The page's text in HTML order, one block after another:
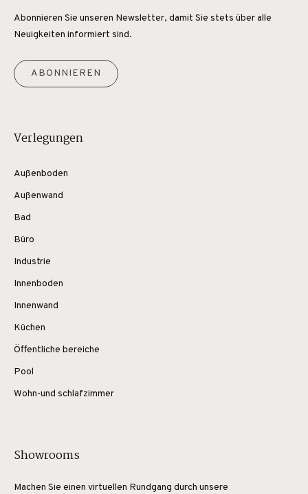
Abonnieren Sie unseren Newsletter, damit Sie stets über alle
Neuigkeiten informiert sind.
ABONNIEREN
Verlegungen
Außenboden
Außenwand
Bad
Büro
Industrie
Innenboden
Innenwand
Küchen
Öffentliche bereiche
Pool
Wohn-und schlafzimmer
Showrooms
Machen Sie einen virtuellen Rundgang durch unsere